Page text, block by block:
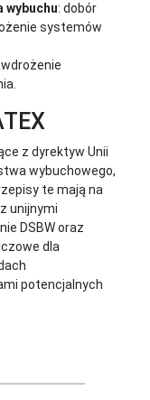
wybuchu: dobór
systemów
wdrożenie
z dyrektyw Unii
wybuchowego,
te mają na
unijnymi
DSBW oraz
dla
potencjalnych